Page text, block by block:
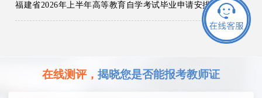
福建省2026年上半年高等教育自学考试毕业申请安排的通告
在线测评， 揭晓您是否能报考教师证